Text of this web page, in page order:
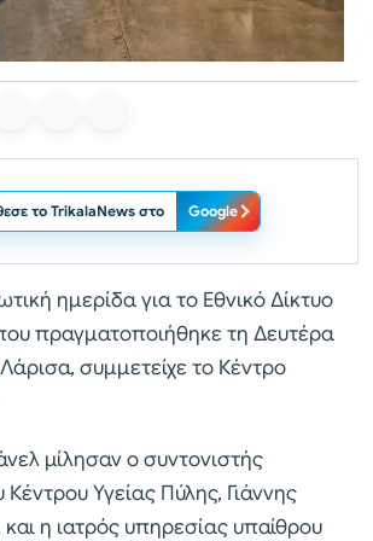
το TrikalaNews στο Google
ημερίδα για το Εθνικό Δίκτυο
πραγματοποιήθηκε τη Δευτέρα
συμμετείχε το Κέντρο
μίλησαν ο συντονιστής
Κέντρου Υγείας Πύλης, Γιάννης
η ιατρός υπηρεσίας υπαίθρου